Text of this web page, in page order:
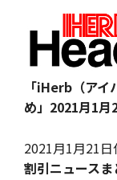
「iHerb（ア
め」 2021月1
2021月1月21日
割引ニュースま